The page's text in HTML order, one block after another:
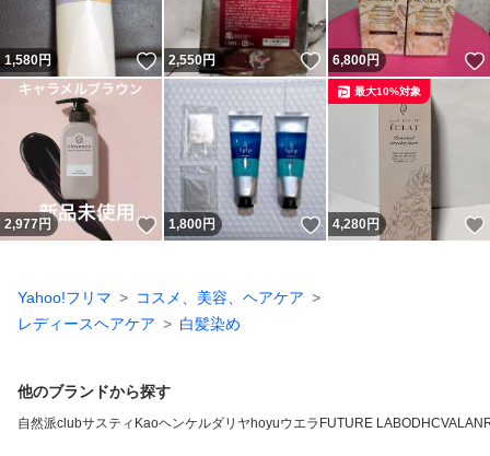
1,580円 いいね！
2,550円 いいね！
6,800円
2,977円 いいね！
1,800円 いいね！
4,280円
最大10%対象
Yahoo!フリマ
コスメ、美容、ヘアケア
レディースヘアケア
白髪染め
他のブランドから探す
自然派clubサスティ Kaoヘンケルダリヤ hoyuウエラ FUTURE LABODHC